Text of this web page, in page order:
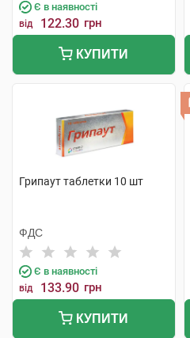
Є в наявності
від 122.30 грн
КУПИТИ
Грипаут таблетки 10 шт
ФДС
Є в наявності
від 133.90 грн
КУПИТИ